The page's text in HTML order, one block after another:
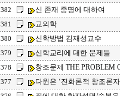
382 신 존재 증명에 대하여
381 교의학
380 신학방법 김재성교수
379 신학교리에 대한 문제들
378 창조문제 THE PROBLEM
377 다윈은 ‘진화론적 창조론